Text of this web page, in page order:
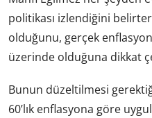
politikası izlendiğini
olduğunu, gerçek
üzerinde olduğuna dikkat
Bunun düzeltilmesi
60’lık enflasyona göre